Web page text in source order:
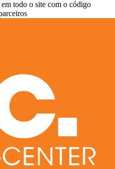
todo o site com o código